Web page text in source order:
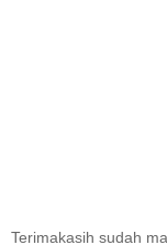
Terimakasih sudah